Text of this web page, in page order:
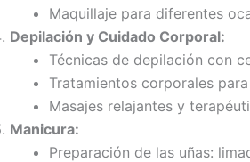
Maquillaje para diferentes
Depilación y Cuidado Corporal:
Técnicas de depilación con
Tratamientos corporales
Masajes relajantes y
Manicura:
Preparación de las uñas: